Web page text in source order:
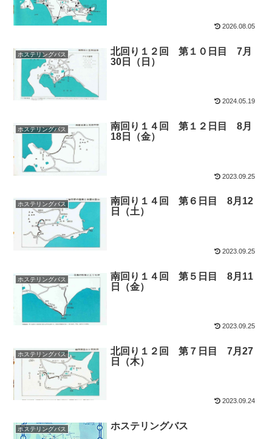
2026.08.05
ホステリングバス
北回り１２回 第１０日目 7月
30日（日）
2024.05.19
ホステリングバス
南回り１４回 第１２日目 8月
18日（金）
2023.09.25
ホステリングバス
南回り１４回 第６日目 8月12
日（土）
2023.09.25
ホステリングバス
南回り１４回 第５日目 8月11
日（金）
2023.09.25
ホステリングバス
北回り１２回 第７日目 7月27
日（木）
2023.09.24
ホステリングバス ホステリングバス